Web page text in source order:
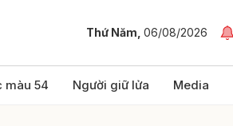
Thứ Năm, 06/08/2026
màu 54 Người giữ lửa Media